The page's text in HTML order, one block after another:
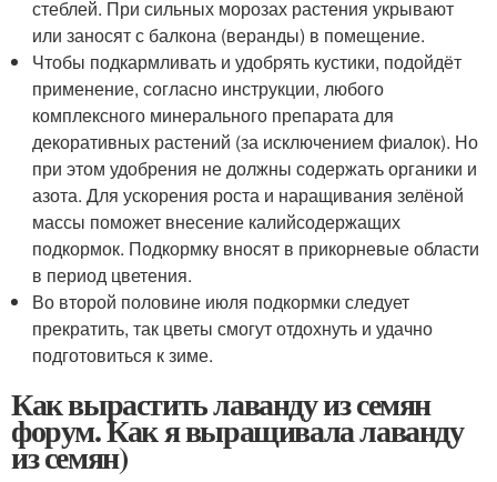
стеблей. При сильных морозах растения укрывают
или заносят с балкона (веранды) в помещение.
Чтобы подкармливать и удобрять кустики, подойдёт
применение, согласно инструкции, любого
комплексного минерального препарата для
декоративных растений (за исключением фиалок). Но
при этом удобрения не должны содержать органики и
азота. Для ускорения роста и наращивания зелёной
массы поможет внесение калийсодержащих
подкормок. Подкормку вносят в прикорневые области
в период цветения.
Во второй половине июля подкормки следует
прекратить, так цветы смогут отдохнуть и удачно
подготовиться к зиме.
Как вырастить лаванду из семян
форум. Как я выращивала лаванду
из семян)